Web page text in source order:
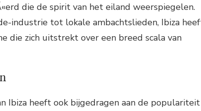
die de spirit van het eiland weerspiegelen.
industrie tot lokale ambachtslieden, Ibiza
die zich uitstrekt over een breed scala van
Ibiza heeft ook bijgedragen aan de populariteit